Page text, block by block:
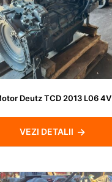
Deutz TCD 2013 L06 4V
VEZI DETALII